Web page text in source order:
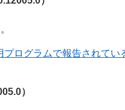
ログラムで報告されてい
）